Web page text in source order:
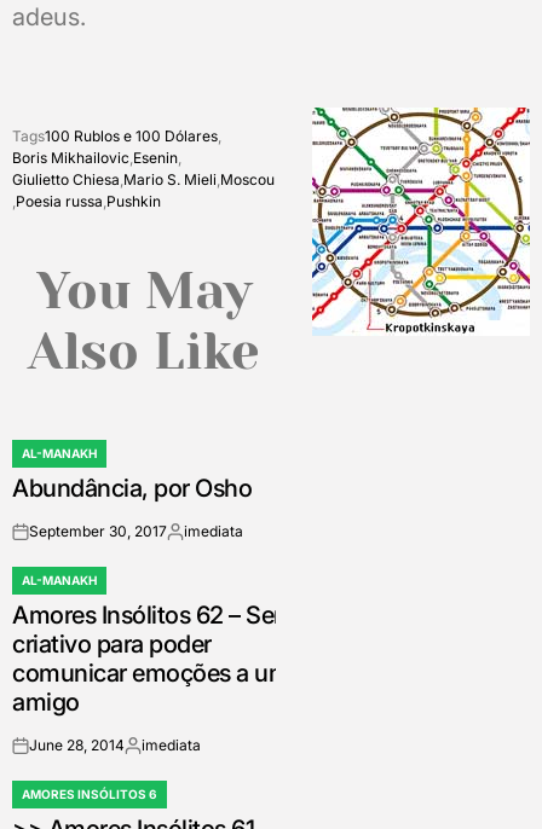
adeus.
Tags100 Rublos e 100 Dólares,
Boris Mikhailovic,Esenin,
Giulietto Chiesa,Mario S. Mieli,Moscou
,Poesia russa,Pushkin
You May
Also Like
POSTED
IN
AL-MANAKH
Abundância, por Osho
onSeptember 30, 2017Posted
imediata
POSTED
IN
AL-MANAKH
Amores Insólitos 62 – Ser
criativo para poder
comunicar emoções a um
amigo
onJune 28, 2014Posted
imediata
POSTED
IN
AMORES INSÓLITOS 6